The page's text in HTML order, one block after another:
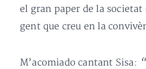
el gran paper de la societat
gent que creu en la
M’acomiado cantant Sisa: